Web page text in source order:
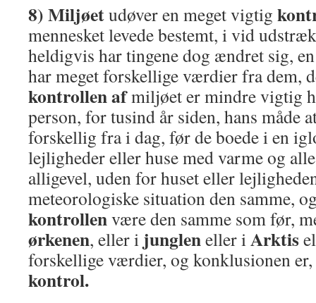
8) Miljøetudøver en meget vigtig
mennesket levede bestemt, i vid
heldigvis har tingene dog ændret sig,
har meget forskellige værdier fra dem,
kontrollen afmiljøet er mindre vigtig
person, for tusind år siden, hans måde
forskellig fra i dag, før de boede i en
lejligheder eller huse med varme og
alligevel, uden for huset eller
meteorologiske situation den samme,
kontrollenvære den samme som før,
ørkenen, eller i jungleneller iArktis
forskellige værdier, og konklusionen
kontrol.